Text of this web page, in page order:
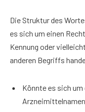
Die Struktur des
es sich um einen
Kennung oder
anderen Begriffs
Könnte es sich